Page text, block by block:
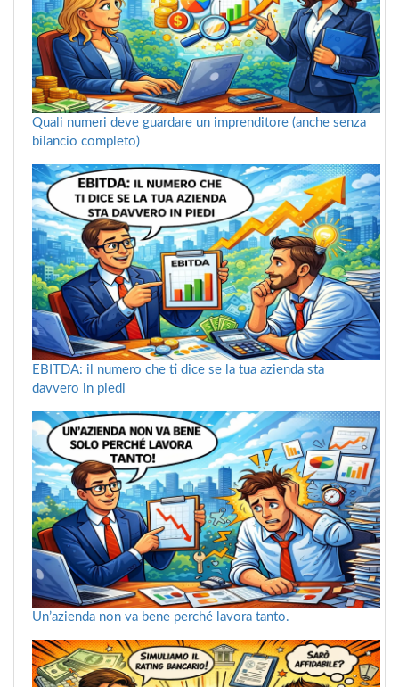
Quali numeri deve guardare un imprenditore (anche senza
bilancio completo)
EBITDA: il numero che ti dice se la tua azienda sta
davvero in piedi
Un’azienda non va bene perché lavora tanto.